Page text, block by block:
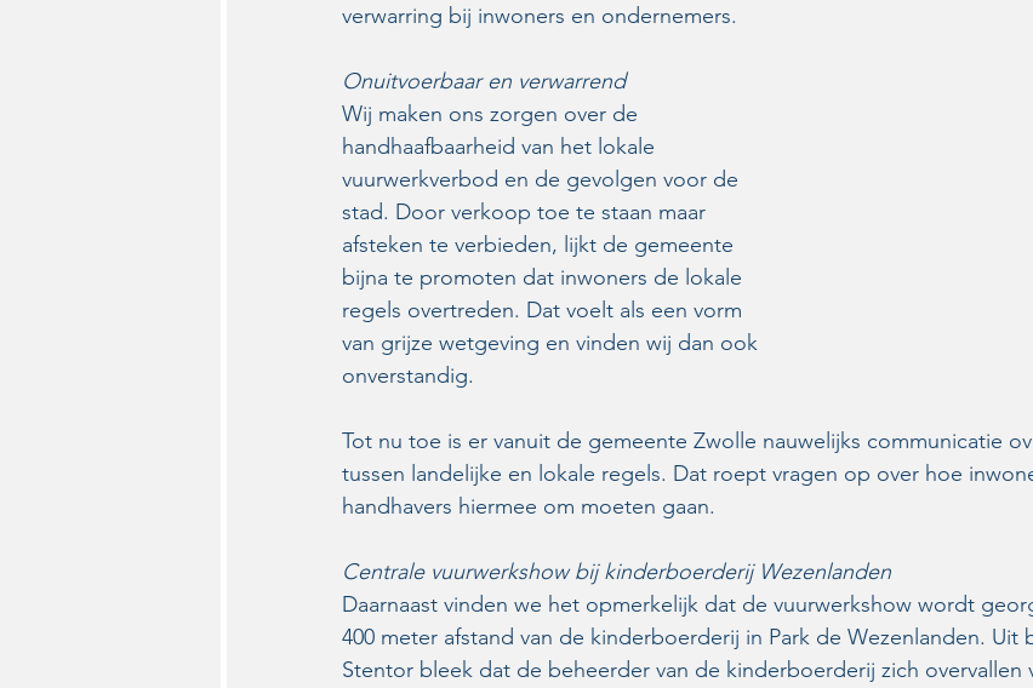
verwarring bij inwoners en ondernemers.
Onuitvoerbaar en verwarrend
Wij maken ons zorgen over de
handhaafbaarheid van het lokale
vuurwerkverbod en de gevolgen voor de
stad. Door verkoop toe te staan maar
afsteken te verbieden, lijkt de gemeente
bijna te promoten dat inwoners de lokale
regels overtreden. Dat voelt als een vorm
van grijze wetgeving en vinden wij dan ook
onverstandig.
Tot nu toe is er vanuit de gemeente Zwolle nauwelijks communicatie
tussen landelijke en lokale regels. Dat roept vragen op over hoe
handhavers hiermee om moeten gaan.
Centrale vuurwerkshow bij kinderboerderij Wezenlanden
Daarnaast vinden we het opmerkelijk dat de vuurwerkshow wordt
400 meter afstand van de kinderboerderij in Park de Wezenlanden. Uit
Stentor bleek dat de beheerder van de kinderboerderij zich